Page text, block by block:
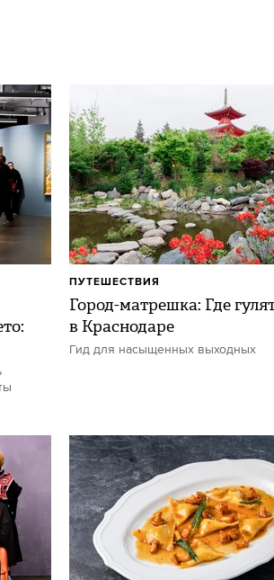
Город-матрешка: Где
в Краснодаре
Гид для насыщенных выходных
ПУТЕШЕСТВИЯ